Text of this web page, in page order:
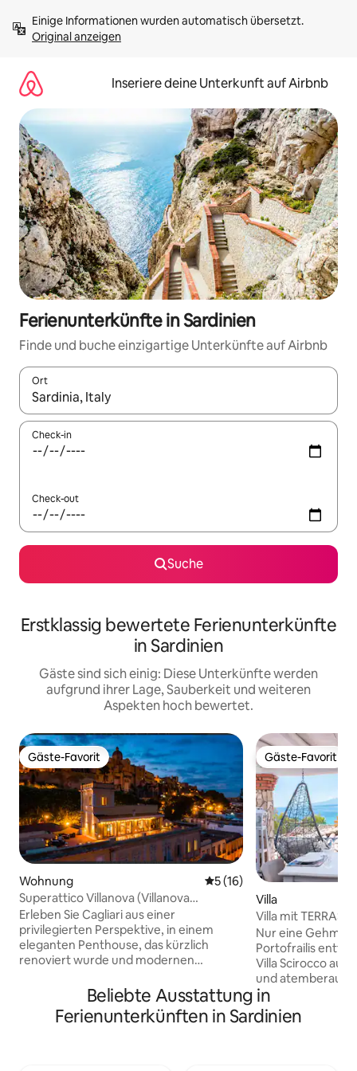
Inhalten
springenOriginal anzeigen
Inseriere deine Unterkunft auf Airbnb
Ferienunterkünfte in Sardinien
Finde und buche einzigartige Unterkünfte auf Airbnb
Ort
Wenn Ergebnisse verfügbar sind, navigiere mit den
Check-in
Check-out
Suche
Erstklassig bewertete Ferienunterkünfte
in Sardinien
Gäste sind sich einig: Diese Unterkünfte werden
aufgrund ihrer Lage, Sauberkeit und weiteren
Aspekten hoch bewertet.
Gäste-Favorit
Gäste-Favorit
Wohnung Durchschnittliche
5 (16)
Superattico Villanova (Villanova
Dachwohnung)
Erleben Sie Cagliari aus einer
privilegierten Perspektive, in einem
eleganten Penthouse, das kürzlich
renoviert wurde und modernen
der Bastion Saint Remy entfernt, in der
Nähe von typischen Restaurants und
Gäste-Favorit
Gäste-Favorit
Villa
Villa mit
der Nähe eines
Nur eine
Portofrailis
Villa Scirocco aus
und
gesamte Bucht
Sterne-Hotel
Erlebnis bieten! Du kannst den Strand,
Beliebte Ausstattung in
Ferienunterkünften in Sardinien